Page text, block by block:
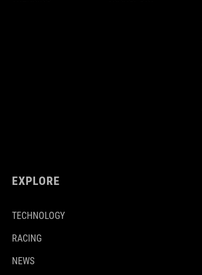
EXPLORE
TECHNOLOGY
RACING
NEWS